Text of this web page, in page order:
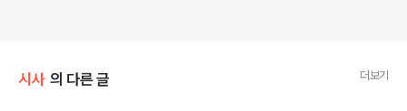
시사 의 다른 글 더보기